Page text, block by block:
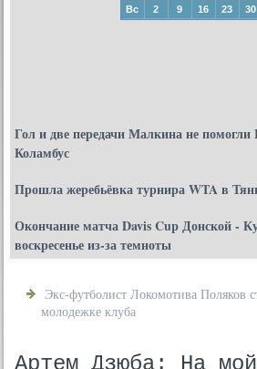
Вс
2 9 16 23 30
Гол и две передачи Малкина не помогли
Коламбус
Прошла жеребьёвка турнира WTA в
Окончание матча Davis Cup Донской -
воскресенье из-за темноты
Экс-футболист Локомотива Поляков
молодежке клуба
Артем Дзюба: На